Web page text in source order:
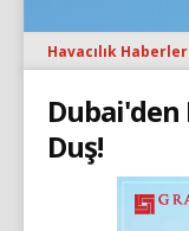
Havacılık
Dubai'den
Duş!